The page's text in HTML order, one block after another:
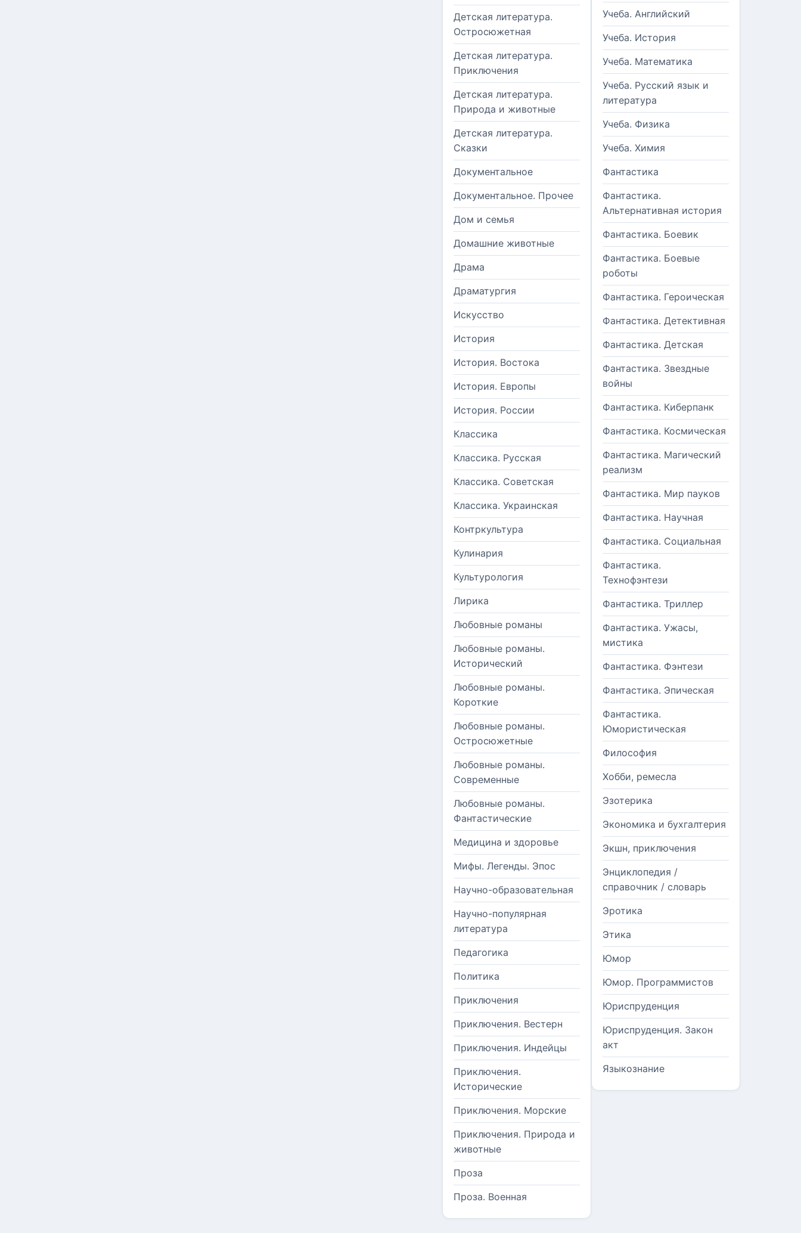
Детская литература.
Остросюжетная
Детская литература.
Приключения
Детская литература.
Природа и животные
Детская литература.
Сказки
Документальное
Документальное. Прочее
Дом и семья
Домашние животные
Драма
Драматургия
Искусство
История
История. Востока
История. Европы
История. России
Классика
Классика. Русская
Классика. Советская
Классика. Украинская
Контркультура
Кулинария
Культурология
Лирика
Любовные романы
Любовные романы.
Исторический
Любовные романы.
Короткие
Любовные романы.
Остросюжетные
Любовные романы.
Современные
Любовные романы.
Фантастические
Медицина и здоровье
Мифы. Легенды. Эпос
Научно-образовательная
Научно-популярная
литература
Педагогика
Политика
Приключения
Приключения. Вестерн
Приключения. Индейцы
Приключения.
Исторические
Приключения. Морские
Приключения. Природа и
животные
Проза
Проза. Военная
Учеба. Английский
Учеба. История
Учеба. Математика
Учеба. Русский язык и
литература
Учеба. Физика
Учеба. Химия
Фантастика
Фантастика.
Альтернативная история
Фантастика. Боевик
Фантастика. Боевые
роботы
Фантастика. Героическая
Фантастика. Детективная
Фантастика. Детская
Фантастика. Звездные
войны
Фантастика. Киберпанк
Фантастика. Космическая
Фантастика. Магический
реализм
Фантастика. Мир пауков
Фантастика. Научная
Фантастика. Социальная
Фантастика.
Технофэнтези
Фантастика. Триллер
Фантастика. Ужасы,
мистика
Фантастика. Фэнтези
Фантастика. Эпическая
Фантастика.
Юмористическая
Философия
Хобби, ремесла
Эзотерика
Экономика и бухгалтерия
Экшн, приключения
Энциклопедия /
справочник / словарь
Эротика
Этика
Юмор
Юмор. Программистов
Юриспруденция
Юриспруденция. Закон
акт
Языкознание